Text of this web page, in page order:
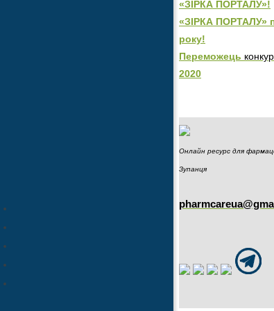
«ЗІРКА ПОРТАЛУ»!
«ЗІРКА ПОРТАЛУ»
року!
Переможець
2020
Онлайн ресурс для
Зупанця